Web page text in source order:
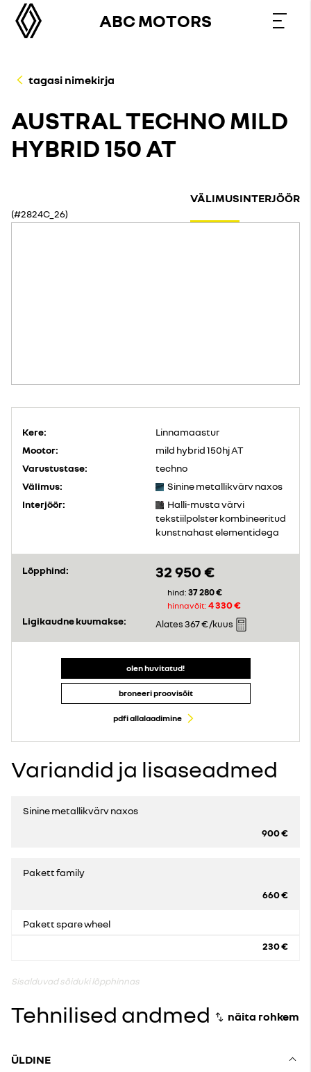
ABC MOTORS
tagasi nimekirja
AUSTRAL TECHNO MILD
HYBRID 150 AT
(#2824C_26)
VÄLIMUSINTERJÖÖR
Kere:
Linnamaastur
Mootor:
mild hybrid 150hj AT
Varustustase:
techno
Välimus:
Sinine metallikvärv naxos
Interjöör:
Halli-musta värvi
tekstiilpolster kombineeritud
kunstnahast elementidega
Lõpphind: 32 950 €
hind: 37 280 €
hinnavõit: 4 330 €
Ligikaudne kuumakse:
Alates367 €/kuus
olen huvitatud!
broneeri proovisõit
pdfi allalaadimine
Variandid ja lisaseadmed
Sinine metallikvärv naxos
900 €
Pakett family
660 €
Pakett spare wheel
230 €
Sisalduvad sõiduki lõpphinnas
Tehnilised andmed
ÜLDINE